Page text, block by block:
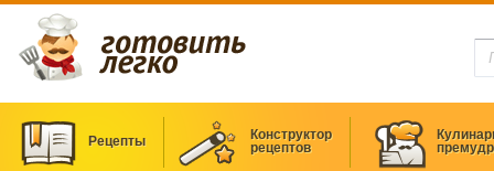
Рецепты
Конструктор
рецептов